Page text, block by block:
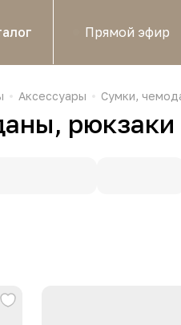
Прямой эфир
Аксессуары Сумки,
рюкзаки